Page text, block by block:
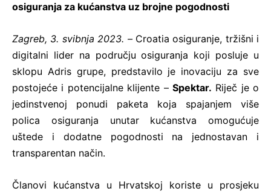
osiguranja za kućanstva uz brojne pogodnosti
Zagreb, 3. svibnja 2023. – Croatia osiguranje, tržišni i
digitalni lider na području osiguranja koji posluje u
sklopu Adris grupe, predstavilo je inovaciju za sve
postojeće i potencijalne klijente – Spektar. Riječ je o
jedinstvenoj ponudi paketa koja spajanjem više
polica osiguranja unutar kućanstva omogućuje
uštede i dodatne pogodnosti na jednostavan i
transparentan način.
Članovi kućanstva u Hrvatskoj koriste u prosjeku